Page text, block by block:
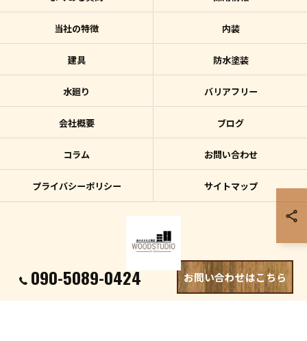
090-5089-0424 お問い合わせはこちら
当社の特徴 内装
建具 防水塗装
水廻り バリアフリー
会社概要 ブログ
コラム お問い合わせ
プライバシーポリシー サイトマップ
© 2026 沖縄県宮古島のリフォームはWOOD STUDIO ALL RIGHTS RESERVED.